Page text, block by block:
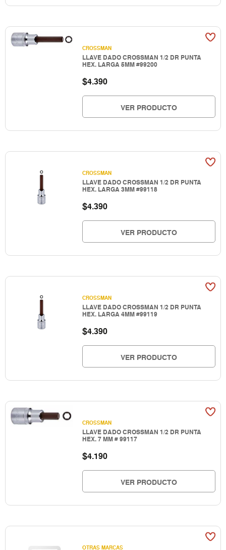
CROSSMAN
LLAVE DADO CROSSMAN 1/2 DR PUNTA
HEX. LARGA 5MM #99200
$4.390
VER PRODUCTO
CROSSMAN
LLAVE DADO CROSSMAN 1/2 DR PUNTA
HEX. LARGA 3MM #99118
$4.390
VER PRODUCTO
CROSSMAN
LLAVE DADO CROSSMAN 1/2 DR PUNTA
HEX. LARGA 4MM #99119
$4.390
VER PRODUCTO
CROSSMAN
LLAVE DADO CROSSMAN 1/2 DR PUNTA
HEX. 7 MM # 99117
$4.190
VER PRODUCTO
OTRAS MARCAS